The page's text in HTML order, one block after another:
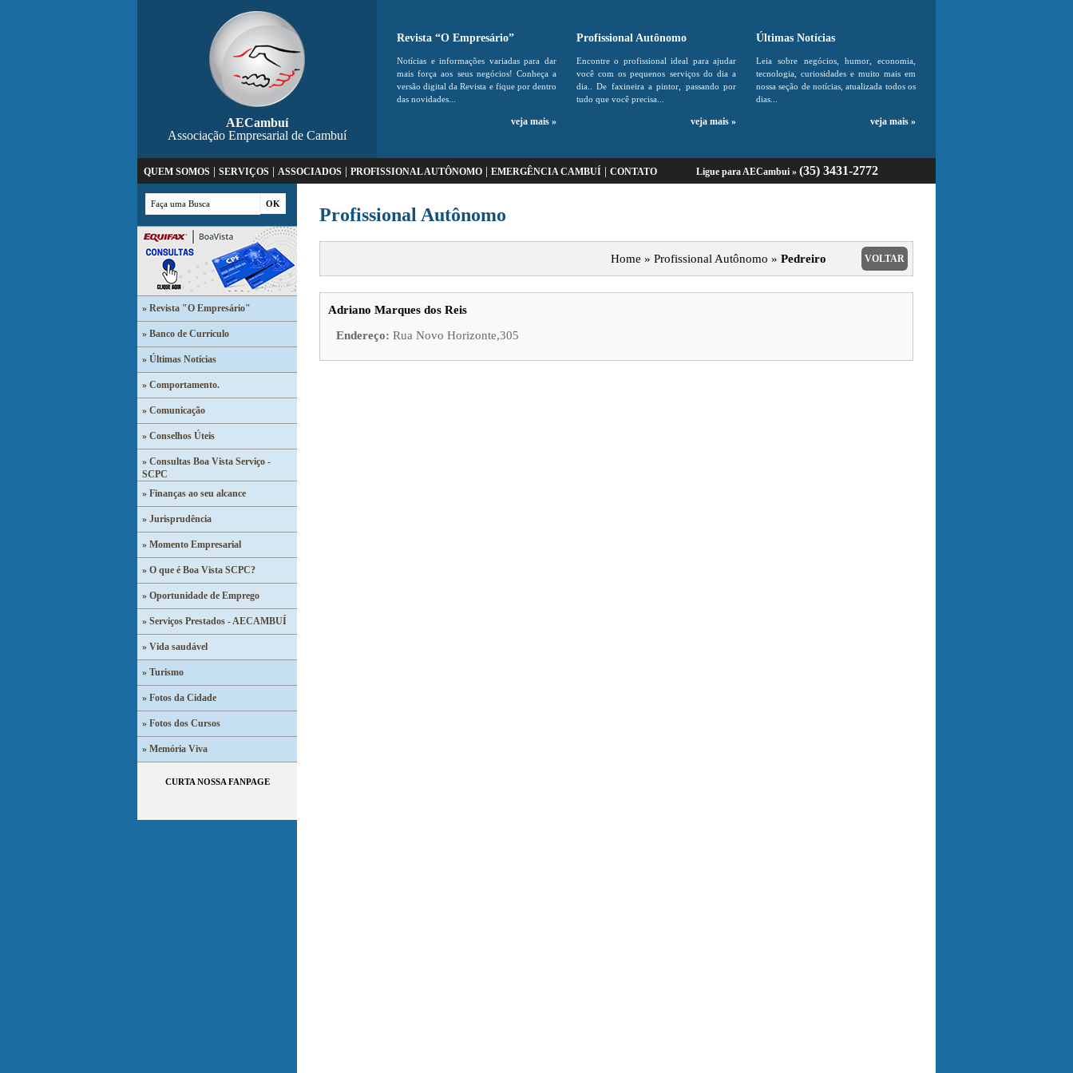
AECambuí
Associação Empresarial de Cambuí
Revista “O Empresário”
Notícias e informações variadas para dar
mais força aos seus negócios! Conheça a
versão digital da Revista e fique por dentro
das novidades...
veja mais »
Profissional Autônomo
Encontre o profissional ideal para ajudar
você com os pequenos serviços do dia a
dia.. De faxineira a pintor, passando por
tudo que você precisa...
veja mais »
Últimas Notícias
Leia sobre negócios, humor, economia,
tecnologia, curiosidades e muito mais em
nossa seção de notícias, atualizada todos os
dias...
veja mais »
QUEM SOMOS | SERVIÇOS | ASSOCIADOS | PROFISSIONAL AUTÔNOMO | EMERGÊNCIA CAMBUÍ | CONTATO Ligue para AECambui » (35) 3431-2772
» Revista "O Empresário"
» Banco de Currículo
» Últimas Notícias
» Comportamento.
» Comunicação
» Conselhos Úteis
» Consultas Boa Vista Serviço -
SCPC
» Finanças ao seu alcance
» Jurisprudência
» Momento Empresarial
» O que é Boa Vista SCPC?
» Oportunidade de Emprego
» Serviços Prestados - AECAMBUÍ
» Vida saudável
» Turismo
» Fotos da Cidade
» Fotos dos Cursos
» Memória Viva
CURTA NOSSA FANPAGE
Profissional Autônomo
VOLTAR
Home » Profissional Autônomo » Pedreiro
Adriano Marques dos Reis
Endereço: Rua Novo Horizonte,305